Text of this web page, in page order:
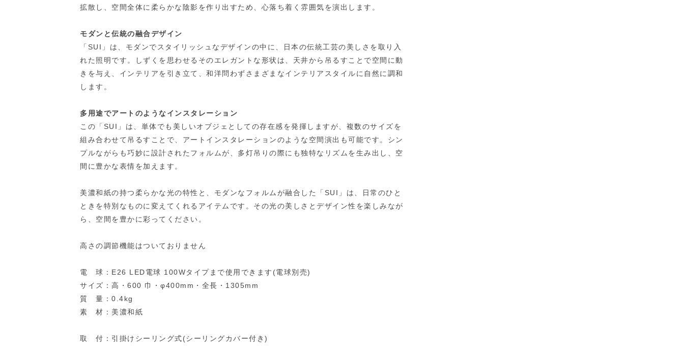
拡散し、空間全体に柔らかな陰影を作り出すため、心落ち着く雰囲気を演出します。
モダンと伝統の融合デザイン
「SUI」は、モダンでスタイリッシュなデザインの中に、日本の伝統工芸の美しさを取り入
れた照明です。しずくを思わせるそのエレガントな形状は、天井から吊るすことで空間に動
きを与え、インテリアを引き立て、和洋問わずさまざまなインテリアスタイルに自然に調和
します。
多用途でアートのようなインスタレーション
この「SUI」は、単体でも美しいオブジェとしての存在感を発揮しますが、複数のサイズを
組み合わせて吊るすことで、アートインスタレーションのような空間演出も可能です。シン
プルながらも巧妙に設計されたフォルムが、多灯吊りの際にも独特なリズムを生み出し、空
間に豊かな表情を加えます。
美濃和紙の持つ柔らかな光の特性と、モダンなフォルムが融合した「SUI」は、日常のひと
ときを特別なものに変えてくれるアイテムです。その光の美しさとデザイン性を楽しみなが
ら、空間を豊かに彩ってください。
高さの調節機能はついておりません
電 球：E26 LED電球 100Wタイプまで使用できます(電球別売)
サイズ：高・600 巾・φ400mm・全長・1305mm
質 量：0.4kg
素 材：美濃和紙
取 付：引掛けシーリング式(シーリングカバー付き)